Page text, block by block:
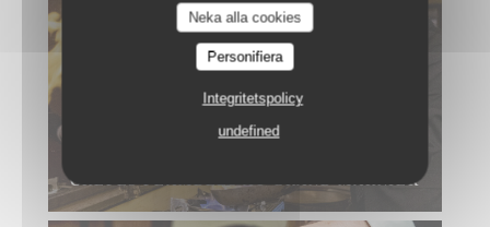
Neka alla cookies
Personifiera
Integritetspolicy
undefined
CRÊPES FLAMBÉES AU GRAND MARNIER